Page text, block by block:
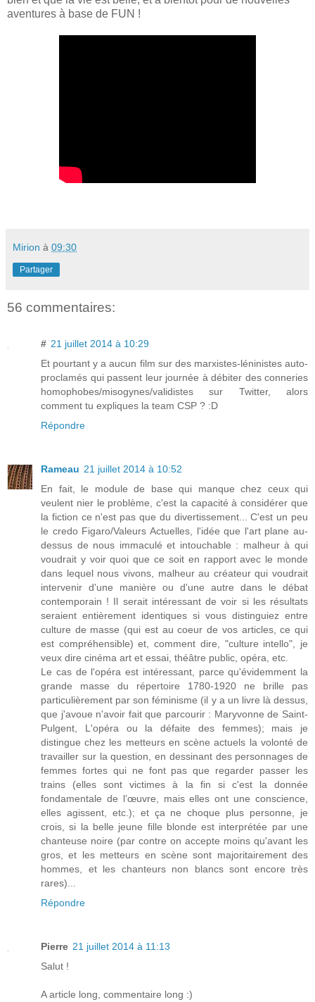
aventures à base de FUN !
Mirion à 09:30
Partager
56 commentaires:
# 21 juillet 2014 à 10:29
Et pourtant y a aucun film sur des marxistes-léninistes auto-
proclamés qui passent leur journée à débiter des conneries
homophobes/misogynes/validistes sur Twitter, alors
comment tu expliques la team CSP ? :D
Répondre
Rameau 21 juillet 2014 à 10:52
En fait, le module de base qui manque chez ceux qui
veulent nier le problème, c'est la capacité à considérer que
la fiction ce n'est pas que du divertissement... C'est un peu
le credo Figaro/Valeurs Actuelles, l'idée que l'art plane au-
dessus de nous immaculé et intouchable : malheur à qui
voudrait y voir quoi que ce soit en rapport avec le monde
dans lequel nous vivons, malheur au créateur qui voudrait
intervenir d'une manière ou d'une autre dans le débat
contemporain ! Il serait intéressant de voir si les résultats
seraient entièrement identiques si vous distinguiez entre
culture de masse (qui est au coeur de vos articles, ce qui
est compréhensible) et, comment dire, "culture intello", je
veux dire cinéma art et essai, théâtre public, opéra, etc.
Le cas de l'opéra est intéressant, parce qu'évidemment la
grande masse du répertoire 1780-1920 ne brille pas
particulièrement par son féminisme (il y a un livre là dessus,
que j'avoue n'avoir fait que parcourir : Maryvonne de Saint-
Pulgent, L'opéra ou la défaite des femmes); mais je
distingue chez les metteurs en scène actuels la volonté de
travailler sur la question, en dessinant des personnages de
femmes fortes qui ne font pas que regarder passer les
trains (elles sont victimes à la fin si c'est la donnée
fondamentale de l’œuvre, mais elles ont une conscience,
elles agissent, etc.); et ça ne choque plus personne, je
crois, si la belle jeune fille blonde est interprétée par une
chanteuse noire (par contre on accepte moins qu'avant les
gros, et les metteurs en scène sont majoritairement des
hommes, et les chanteurs non blancs sont encore très
rares)...
Répondre
Pierre 21 juillet 2014 à 11:13
Salut !
A article long, commentaire long :)